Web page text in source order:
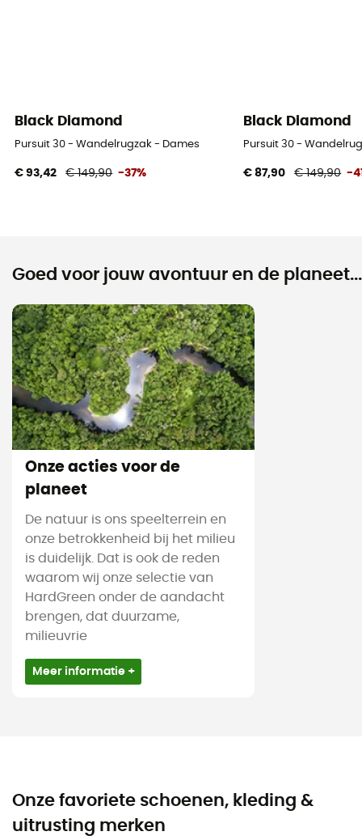
Black Diamond
Pursuit 30 - Wandelrugzak - Dames
€ 93,42 € 149,90 -37%
Black Diamond
Pursuit 30 -
€ 87,90 € 149,90 -
Goed voor jouw avontuur en de planeet...
Onze acties voor de
planeet
De natuur is ons speelterrein en
onze betrokkenheid bij het milieu
is duidelijk. Dat is ook de reden
waarom wij onze selectie van
HardGreen onder de aandacht
brengen, dat duurzame,
milieuvrie
Meer informatie +
Onze favoriete schoenen, kleding &
uitrusting merken